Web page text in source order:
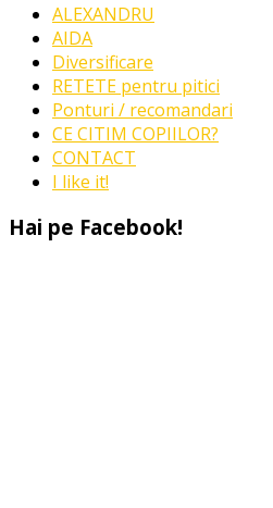
ALEXANDRU
AIDA
Diversificare
RETETE pentru pitici
Ponturi / recomandari
CE CITIM COPIILOR?
CONTACT
I like it!
Hai pe Facebook!